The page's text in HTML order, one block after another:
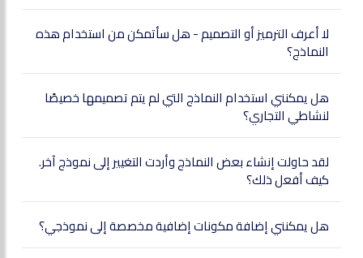
لا أعرف الترميز أو التصميم - هل سأتمكن من استخدام هذه
النماذج؟
هل يمكنني استخدام النماذج التي لم يتم تصميمها خصيصًا
لنشاطي التجاري؟
لقد حاولت إنشاء بعض النماذج وأردت التغيير إلى نموذج آخر.
كيف أفعل ذلك؟
هل يمكنني إضافة مكونات إضافية مخصصة إلى نموذجي؟